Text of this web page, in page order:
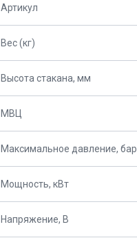
Артикул
Вес (кг)
Высота стакана, мм
МВЦ
Максимальное давление, бар
Мощность, кВт
Напряжение, В